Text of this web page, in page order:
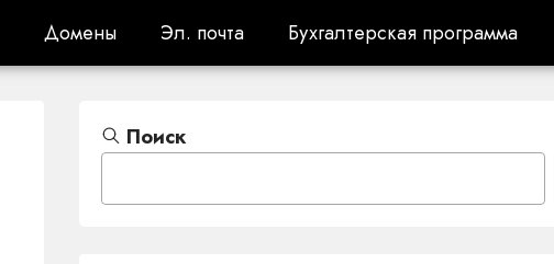
Домены
Домены Эл. почта
Эл. почта Бухгалтерская программа
Бухгалтерская программа
Поиск